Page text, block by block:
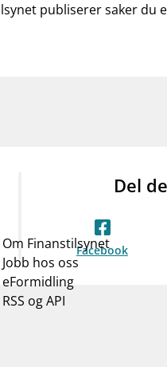
publiserer saker du
Del
Facebook
Om Finanstilsynet
Jobb hos oss
eFormidling
RSS og API